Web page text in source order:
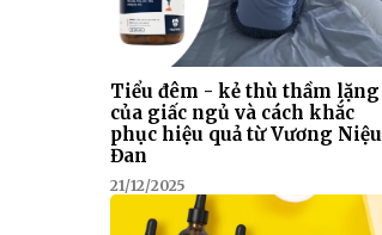
Tiểu đêm - kẻ thù thầm lặng
của giấc ngủ và cách khắc
phục hiệu quả từ Vương Niệu
Đan
21/12/2025